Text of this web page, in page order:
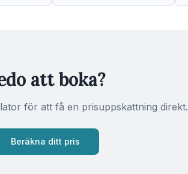
att boka?
för att få en prisuppskattning direkt.
Beräkna ditt pris